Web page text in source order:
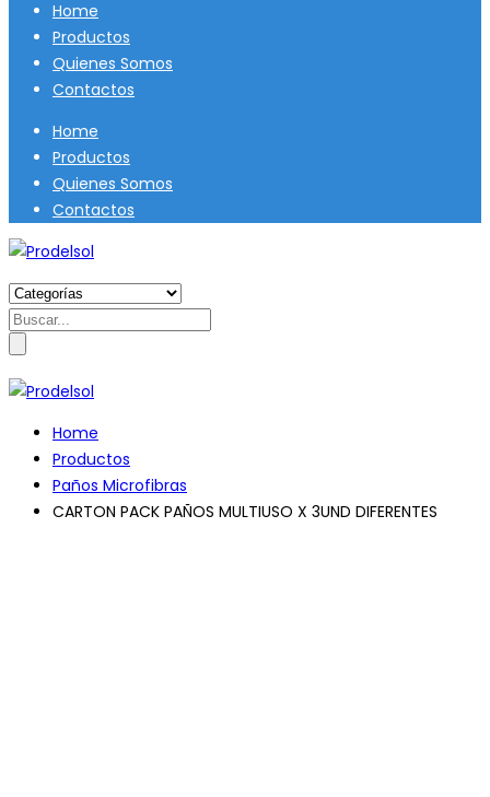
Home
Productos
Quienes Somos
Contactos
Home
Productos
Quienes Somos
Contactos
Search
Home
Productos
Paños Microfibras
CARTON PACK PAÑOS MULTIUSO X 3UND DIFERENTES